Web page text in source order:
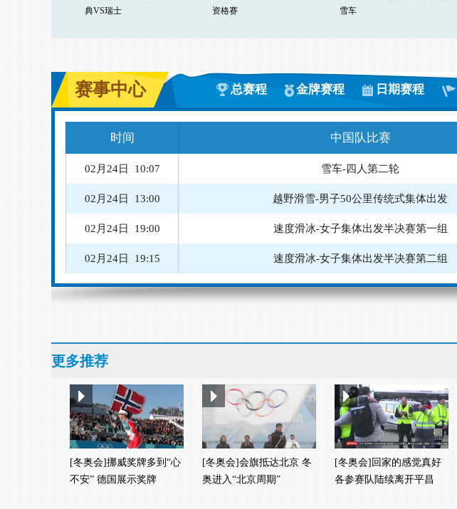
典VS瑞士
资格赛
雪车
赛事中心 总赛程 金牌赛程 日期赛程
时间 中国队比赛
02月24日 10:07 雪车-四人第二轮
02月24日 13:00 越野滑雪-男子50公里传统式集体出发
02月24日 19:00 速度滑冰-女子集体出发半决赛第一组
02月24日 19:15 速度滑冰-女子集体出发半决赛第二组
02月24日 20:00 速度滑冰-男子集体出发半决赛第二组
更多推荐
[冬奥会]挪威奖牌多到“心
不安” 德国展示奖牌
[冬奥会]会旗抵达北京 冬
奥进入“北京周期”
[冬奥会]回家的感觉真好
各参赛队陆续离开平昌